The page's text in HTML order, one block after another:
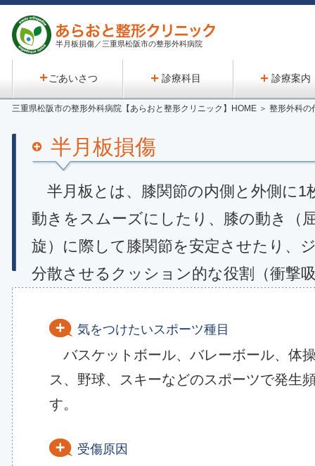
半月板損傷／三重県松阪市の整形外科病院
ごあいさつ 診療科目 診療案内
三重県松阪市の整形外科病院【あらおと整形クリニック】HOME＞ 整形外科の
半月板損傷
半月板とは、膝関節の内側と外側に1
動きをスムーズにしたり、膝の動き（
旋）に際して膝関節を安定させたり、
分散させるクッション的な役割（衝撃
形をして関節内に横たわっています。
ツ活動や膝をひねったりして損傷する
板を損傷すると膝関節の疼痛や運動制
気をつけたいスポーツ種目
バスケットボール、バレーボール、体
ス、野球、スキーなどのスポーツで発生
す。
受傷原因